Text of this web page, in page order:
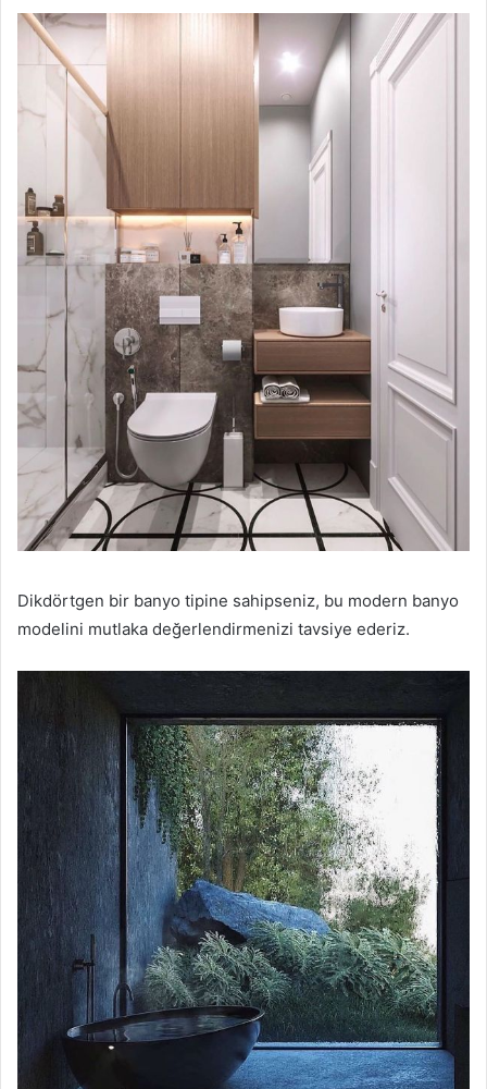
Dikdörtgen bir banyo tipine sahipseniz, bu modern banyo
modelini mutlaka değerlendirmenizi tavsiye ederiz.